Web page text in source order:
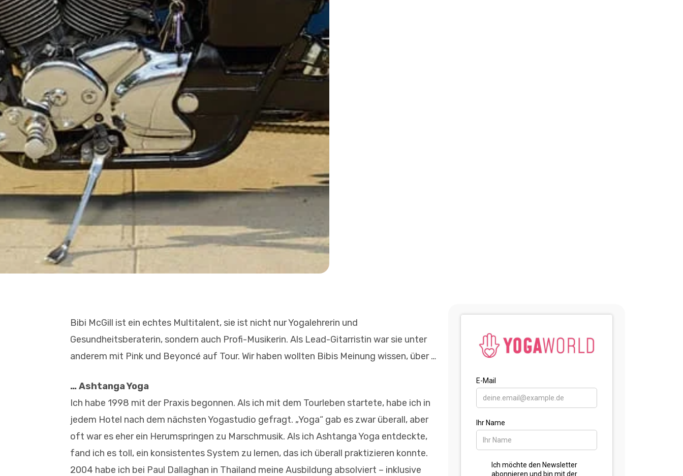
Bibi McGill ist ein echtes Multitalent, sie ist nicht nur Yogalehrerin und
Gesundheitsberaterin, sondern auch Profi-Musikerin. Als Lead-Gitarristin war sie unter
anderem mit Pink und Beyoncé auf Tour. Wir haben wollten Bibis Meinung wissen, über …
… Ashtanga Yoga
Ich habe 1998 mit der Praxis begonnen. Als ich mit dem Tourleben startete, habe ich in
jedem Hotel nach dem nächsten Yogastudio gefragt. „Yoga“ gab es zwar überall, aber
oft war es eher ein Herumspringen zu Marschmusik. Als ich Ashtanga Yoga entdeckte,
fand ich es toll, ein konsistentes System zu lernen, das ich überall praktizieren konnte.
2004 habe ich bei Paul Dallaghan in Thailand meine Ausbildung absolviert – inklusive